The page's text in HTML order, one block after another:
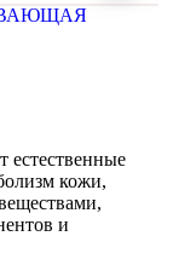
естественные
кожи,
и